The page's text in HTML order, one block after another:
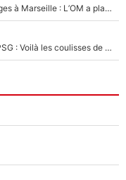
La crise financière continue de faire des ravages à Marseille : L’OM a placé 12 joueurs sur le marché des transferts… et ça pourrait lui rapporter près de 100M€ !
Maghnes Akliouche raconte sa signature au PSG : Voilà les coulisses de son transfert de rêve à 50M€